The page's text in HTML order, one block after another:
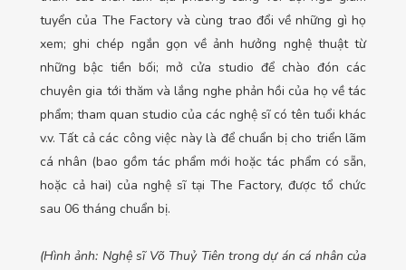
tuyển của The Factory và cùng trao đổi về những gì họ
xem; ghi chép ngắn gọn về ảnh hưởng nghệ thuật từ
những bậc tiền bối; mở cửa studio để chào đón các
chuyên gia tới thăm và lắng nghe phản hồi của họ về tác
phẩm; tham quan studio của các nghệ sĩ có tên tuổi khác
v.v. Tất cả các công việc này là để chuẩn bị cho triển lãm
cá nhân (bao gồm tác phẩm mới hoặc tác phẩm có sẵn,
hoặc cả hai) của nghệ sĩ tại The Factory, được tổ chức
sau 06 tháng chuẩn bị.
(Hình ảnh: Nghệ sĩ Võ Thuỷ Tiên trong dự án cá nhân của